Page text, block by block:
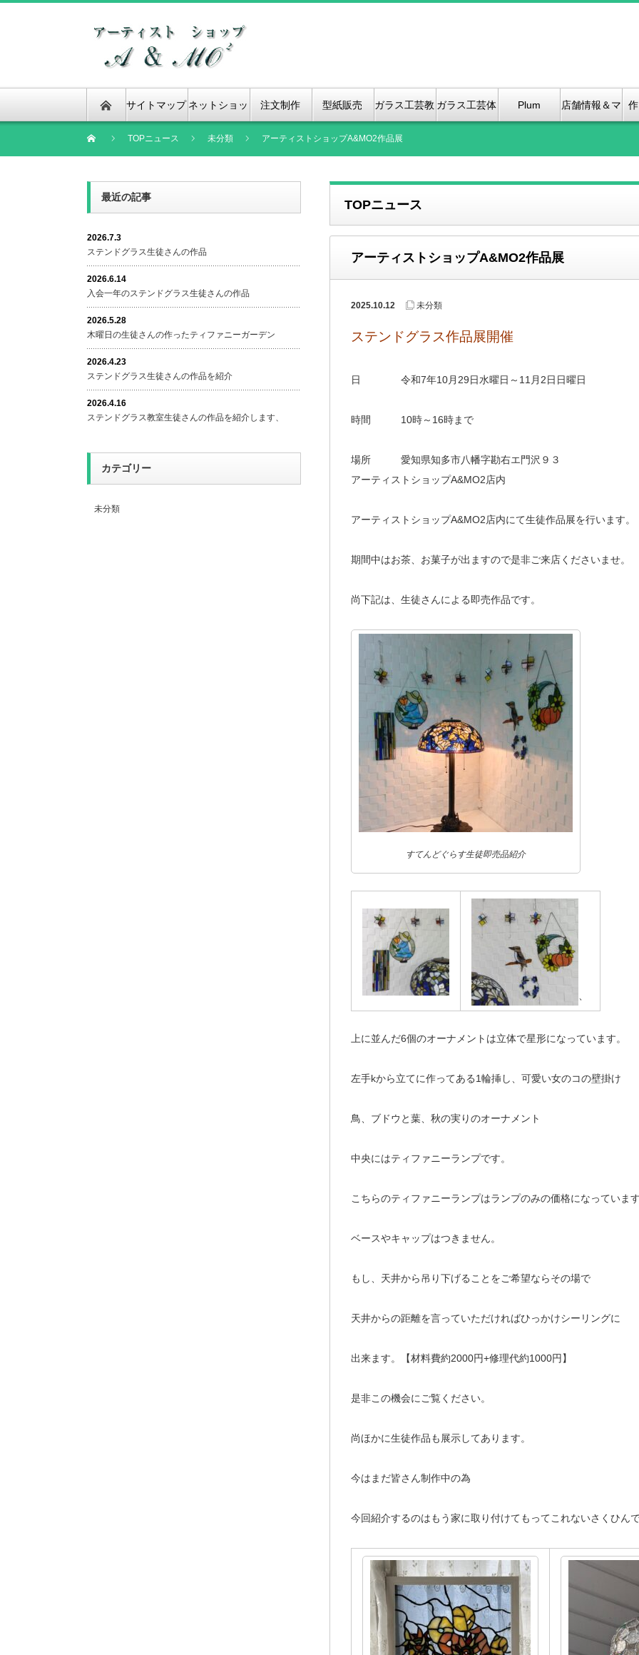
サイトマップ ネットショッ
プ
注文制作 型紙販売 ガラス工芸教
室
ガラス工芸体 Plum
GLass
店舗情報＆マ
TOPニュース 未分類 アーティストショップA&MO2作品展
TOPニュース
アーティストショップA&MO2作品展
2025.10.12 未分類
ステンドグラス作品展開催
日 令和7年10月29日水曜日～11月2日日曜日
時間 10時～16時まで
場所 愛知県知多市八幡字勘右エ門沢９３
アーティストショップA&MO2店内
アーティストショップA&MO2店内にて生徒作品展を行います。
期間中はお茶、お菓子が出ますので是非ご来店くださいませ。
尚下記は、生徒さんによる即売作品です。
すてんどぐらす生徒即売品紹介
上に並んだ6個のオーナメントは立体で星形になっています。
左手kから立てに作ってある1輪挿し、可愛い女のコの壁掛け
鳥、ブドウと葉、秋の実りのオーナメント
中央にはティファニーランプです。
こちらのティファニーランプはランプのみの価格になっていま
ベースやキャップはつきません。
もし、天井から吊り下げることをご希望ならその場で
天井からの距離を言っていただければひっかけシーリングに
出来ます。【材料費約2000円+修理代約1000円】
是非この機会にご覧ください。
尚ほかに生徒作品も展示してあります。
今はまだ皆さん制作中の為
今回紹介するのはもう家に取り付けてもってこれないさくひん
最近の記事
2026.7.3
ステンドグラス生徒さんの作品
2026.6.14
入会一年のステンドグラス生徒さんの作品
2026.5.28
木曜日の生徒さんの作ったティファニーガーデン
2026.4.23
ステンドグラス生徒さんの作品を紹介
2026.4.16
ステンドグラス教室生徒さんの作品を紹介します、
カテゴリー
未分類